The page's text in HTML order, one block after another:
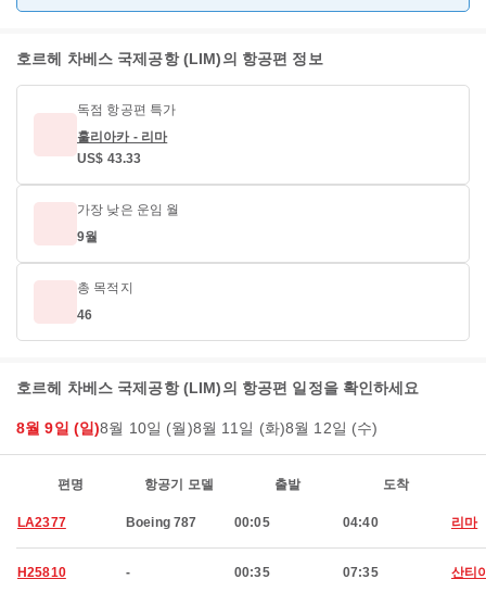
호르헤 차베스 국제공항 (LIM)의 항공편 정보
독점 항공편 특가
훌리아카 - 리마
US$ 43.33
가장 낮은 운임 월
9월
총 목적지
46
호르헤 차베스 국제공항 (LIM)의 항공편 일정을 확인하세요
8월 9일 (일)8월 10일 (월)8월 11일 (화)8월 12일 (수)
편명 항공기 모델 출발 도착
LA2377 Boeing 787 00:05 04:40 리마
H25810 - 00:35 07:35 산티